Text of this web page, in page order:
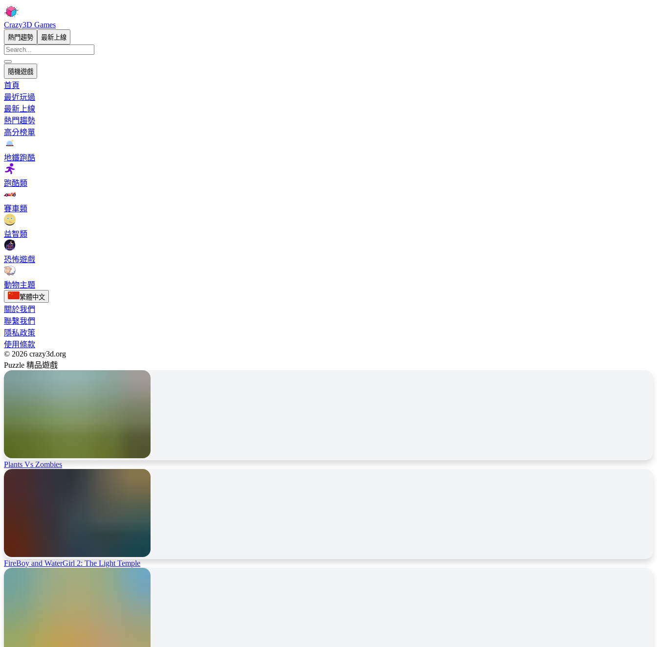
Crazy3D Games
熱門趨勢 最新上線
隨機遊戲
首頁
最近玩過
最新上線
熱門趨勢
高分榜單
地鐵跑酷
跑酷類
賽車類
益智類
恐怖遊戲
動物主題
繁體中文
關於我們
聯繫我們
隱私政策
使用條款
© 2026 crazy3d.org
Puzzle 精品遊戲
Plants Vs Zombies
FireBoy and WaterGirl 2: The Light Temple